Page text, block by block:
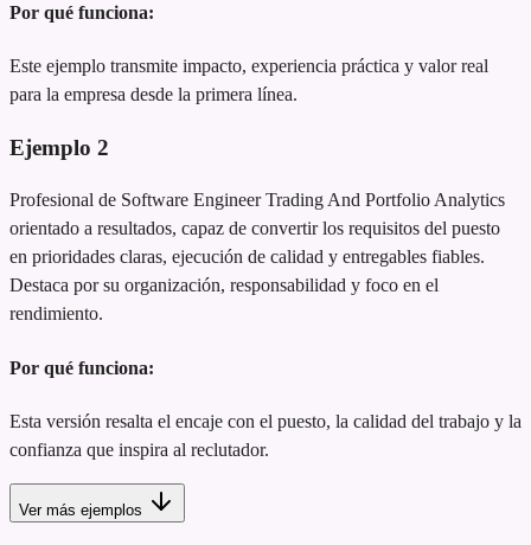
Por qué funciona:
Este ejemplo transmite impacto, experiencia práctica y valor real
para la empresa desde la primera línea.
Ejemplo 2
Profesional de Software Engineer Trading And Portfolio Analytics
orientado a resultados, capaz de convertir los requisitos del puesto
en prioridades claras, ejecución de calidad y entregables fiables.
Destaca por su organización, responsabilidad y foco en el
rendimiento.
Por qué funciona:
Esta versión resalta el encaje con el puesto, la calidad del trabajo y la
confianza que inspira al reclutador.
Ver más ejemplos